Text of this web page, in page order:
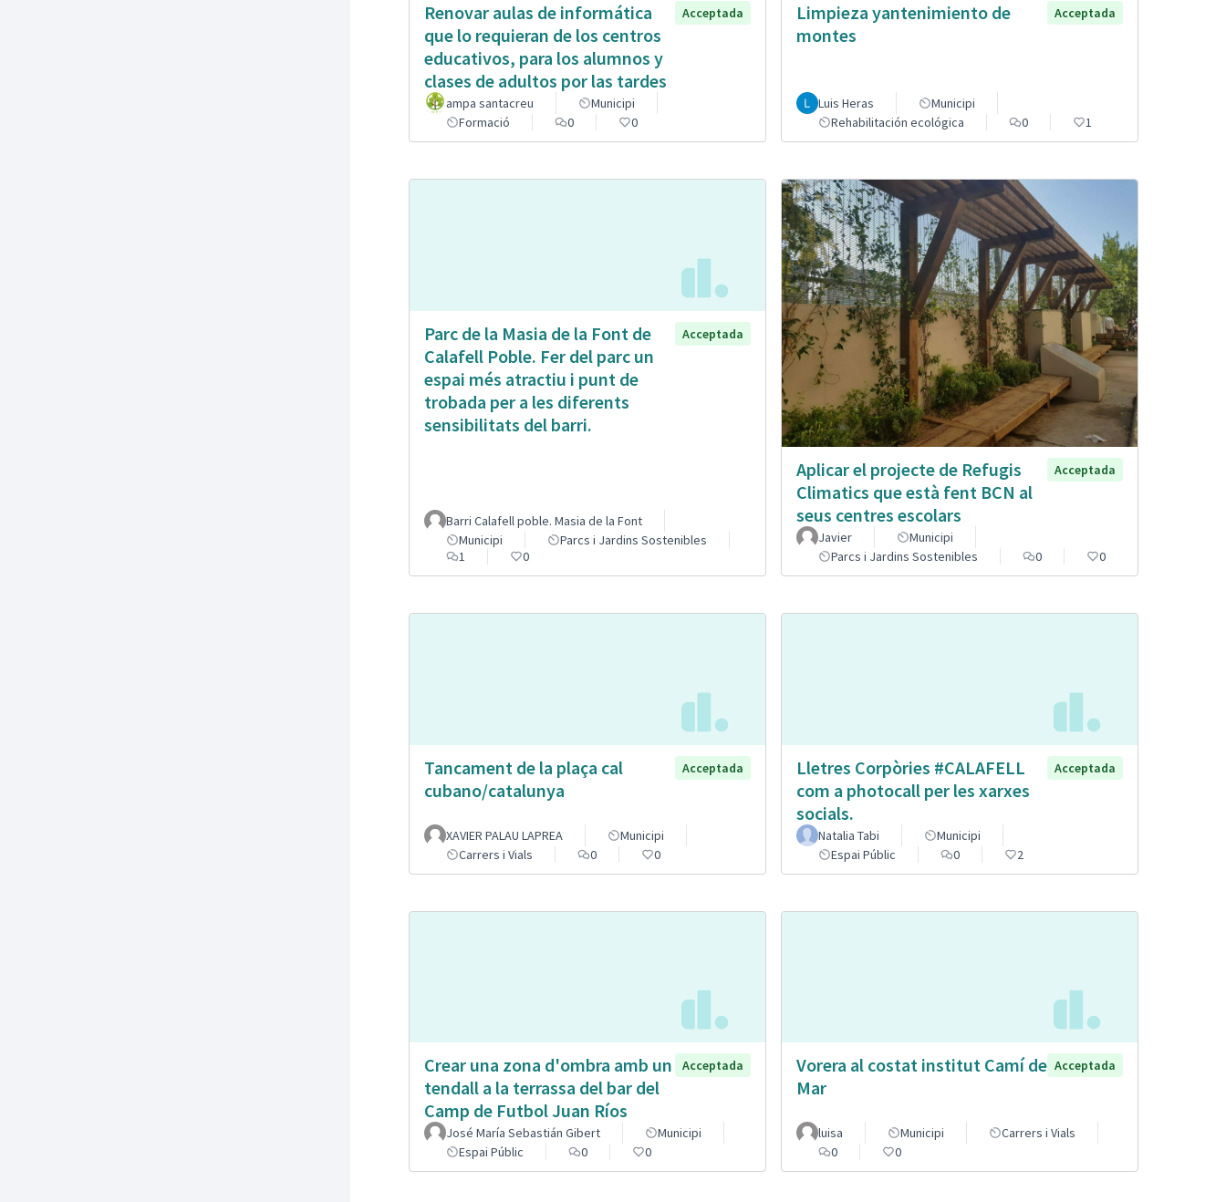
Renovar aulas de informática
que lo requieran de los centros
educativos, para los alumnos y
clases de adultos por las tardes
Acceptada
ampa santacreu
Municipi
Formació
0 0
Limpieza yantenimiento de
montes
Acceptada
Luis Heras
Municipi
Rehabilitación ecológica
0 1
Parc de la Masia de la Font de
Calafell Poble. Fer del parc un
espai més atractiu i punt de
trobada per a les diferents
sensibilitats del barri.
Acceptada
Barri Calafell poble. Masia de la Font
Municipi
Parcs i Jardins Sostenibles
1
0
Aplicar el projecte de Refugis
Climatics que està fent BCN al
seus centres escolars
Acceptada
Javier
Municipi
Parcs i Jardins Sostenibles
0 0
Tancament de la plaça cal
cubano/catalunya
Acceptada
XAVIER PALAU LAPREA
Municipi
Carrers i Vials
0 0
Lletres Corpòries #CALAFELL
com a photocall per les xarxes
socials.
Acceptada
Natalia Tabi
Municipi
Espai Públic
0 2
Crear una zona d'ombra amb un
tendall a la terrassa del bar del
Camp de Futbol Juan Ríos
Acceptada
José María Sebastián Gibert
Municipi
Espai Públic
0 0
Vorera al costat institut Camí de
Mar
Acceptada
luisa Municipi
Carrers i Vials
0
0